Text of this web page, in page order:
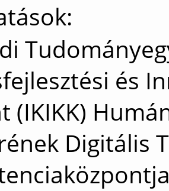
és
(IKIKK)
Digitális